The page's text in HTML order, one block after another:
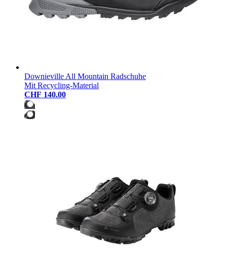
Downieville All Mountain Radschuhe
Mit Recycling-Material
CHF 140.00